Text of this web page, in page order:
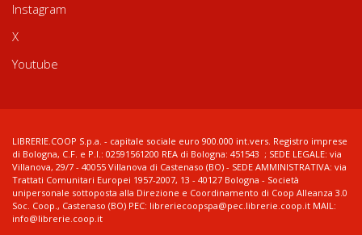
Instagram
X
Youtube
LIBRERIE.COOP S.p.a. - capitale sociale euro 900.000 int.vers. Registro imprese
di Bologna, C.F. e P.I.: 02591561200 REA di Bologna: 451543 ; SEDE LEGALE: via
Villanova, 29/7 - 40055 Villanova di Castenaso (BO) - SEDE AMMINISTRATIVA: via
Trattati Comunitari Europei 1957-2007, 13 - 40127 Bologna - Società
unipersonale sottoposta alla Direzione e Coordinamento di Coop Alleanza 3.0
Soc. Coop., Castenaso (BO) PEC: libreriecoopspa@pec.librerie.coop.it MAIL:
info@librerie.coop.it